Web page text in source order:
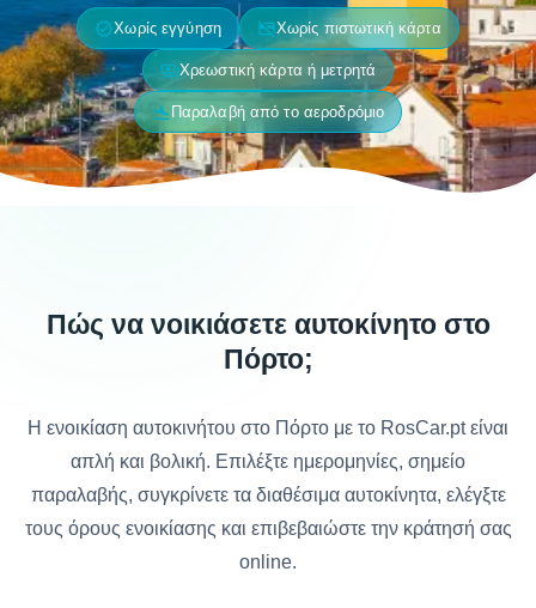
verifiedΧωρίς εγγύηση credit_card_offΧωρίς πιστωτική κάρτα
paymentsΧρεωστική κάρτα ή μετρητά
flight_land Παραλαβή από το αεροδρόμιο
Πώς να νοικιάσετε αυτοκίνητο στο
Πόρτο;
Η ενοικίαση αυτοκινήτου στο Πόρτο με το RosCar.pt είναι
απλή και βολική. Επιλέξτε ημερομηνίες, σημείο
παραλαβής, συγκρίνετε τα διαθέσιμα αυτοκίνητα, ελέγξτε
τους όρους ενοικίασης και επιβεβαιώστε την κράτησή σας
online.